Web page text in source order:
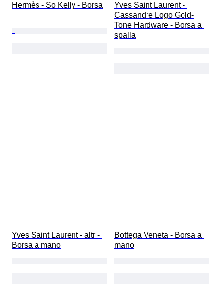
Hermès - So Kelly - Borsa
Yves Saint Laurent -
Cassandre Logo Gold-
Tone Hardware - Borsa a
spalla
Yves Saint Laurent - altr -
Borsa a mano
Bottega Veneta - Borsa a
mano